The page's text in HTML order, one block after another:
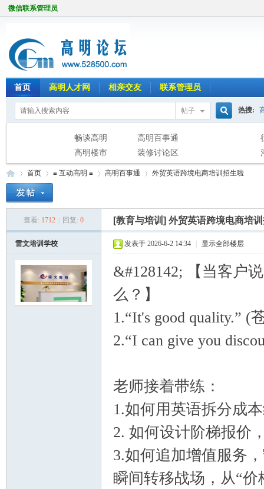
微信联系管理员
首页 高明人才网 相亲交友 联系管理员
帖子
索
热搜:
畅谈高明
高明百事通
高明楼市
装修讨论区
首页
›
≡ 互动高明 ≡ 高明百事通
›
外贸英语跨境电商培训招生啦
查看: 1712 回复: 0 [教育与培训] 外贸英语跨境电商培
雷文培训学校 发表于 2026-6-2 14:34 显示全部楼层
&#128142; 【当客户
么？】
1.“It's good quality.” (
2.“I can give you
老师接着带练：
1.如何用英语拆分成
2. 如何设计阶梯报价
3.如何追加增值服务
瞬间转移战场，从“价